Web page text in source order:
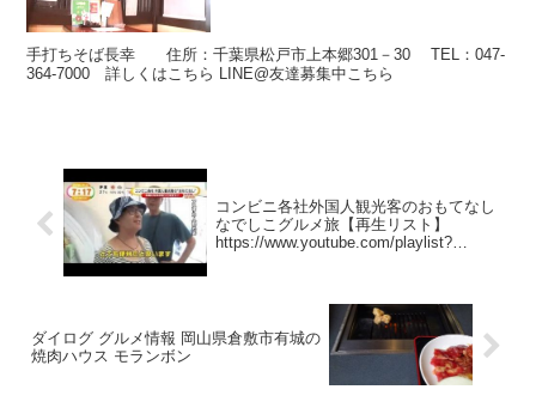
手打ちそば長幸 住所：千葉県松戸市上本郷301－30 TEL：047-
364-7000 詳しくはこちら LINE@友達募集中こちら
コンビニ各社外国人観光客のおもてなし
なでしこグルメ旅【再生リスト】
https://www.youtube.com/playlist?
ダイログ グルメ情報 岡山県倉敷市有城の
焼肉ハウス モランボン